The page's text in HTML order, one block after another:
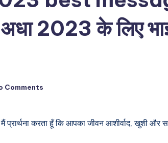
2023 के लिए
Comments
करता हूँ कि आपका जीवन आशीर्वाद, खुशी और